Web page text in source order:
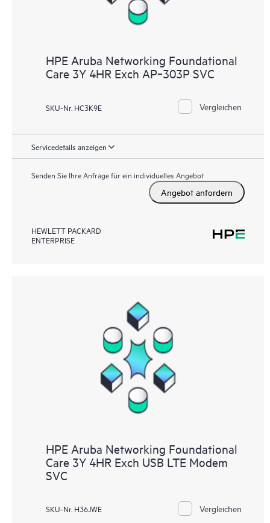
HPE Aruba Networking Foundational
Care 3Y 4HR Exch AP‑303P SVC
SKU-Nr. HC3K9E Vergleichen
Servicedetails anzeigen
Senden Sie Ihre Anfrage für ein individuelles Angebot
Angebot anfordern
HEWLETT PACKARD
ENTERPRISE
HPE Aruba Networking Foundational
Care 3Y 4HR Exch USB LTE Modem
SVC
SKU-Nr. H36JWE Vergleichen